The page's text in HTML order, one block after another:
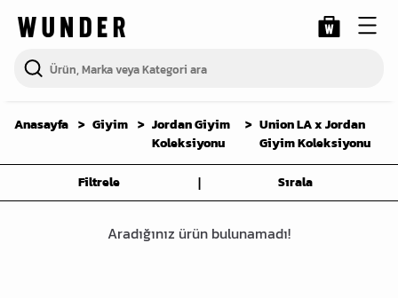
Anasayfa Giyim
Jordan Giyim
Koleksiyonu
Union LA x Jordan
Giyim Koleksiyonu
Filtrele | Sırala
Aradığınız ürün bulunamadı!